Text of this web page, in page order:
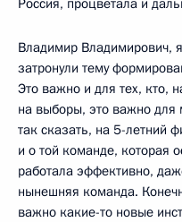
Владимир Владимирович,
затронули тему
Это важно и для тех, кто,
на выборы, это важно
так сказать, на 5-летний
и о той команде, которая
работала эффективно,
нынешняя команда.
важно какие-то новые